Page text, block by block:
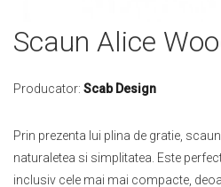
Scaun Alice
Producator: Scab Design
Prin prezenta lui plina de gratie,
naturaletea si simplitatea. Este
inclusiv cele mai mai compacte,
Skip
to
beginning
images
gallery